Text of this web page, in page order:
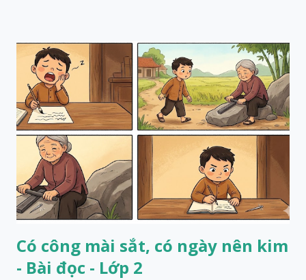
Có công mài sắt, có ngày nên kim
- Bài đọc - Lớp 2